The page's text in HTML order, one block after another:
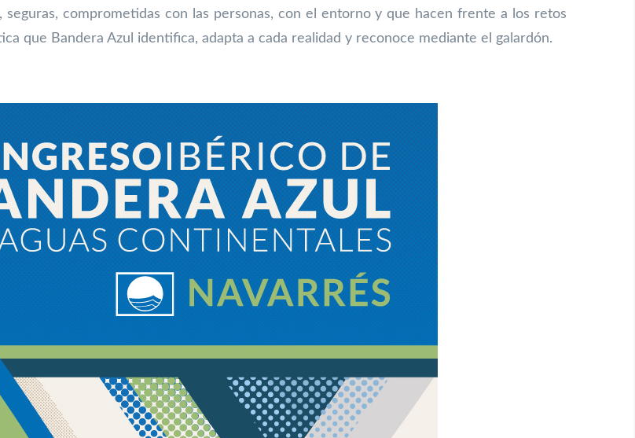
comprometidas con las personas, con el entorno y que hacen frente a los retos
que Bandera Azul identifica, adapta a cada realidad y reconoce mediante el galardón.